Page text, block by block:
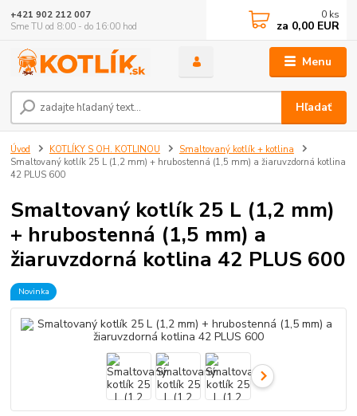
Menu
Hľadať
+421 902 212 007
Sme TU od 8:00 - do 16:00 hod
0 ks
za 0,00 EUR
Úvod KOTLÍKY S OH. KOTLINOU
Smaltovaný kotlík + kotlina
Smaltovaný kotlík 25 L (1,2 mm) + hrubostenná (1,5 mm) a žiaruvzdorná kotlina
42 PLUS 600
Smaltovaný kotlík 25 L (1,2 mm)
+ hrubostenná (1,5 mm) a
žiaruvzdorná kotlina 42 PLUS 600
Novinka